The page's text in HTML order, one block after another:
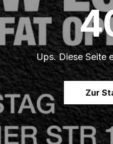
Ups. Diese Seite
Zur